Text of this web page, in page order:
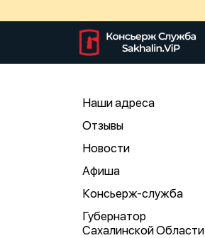
Наши адреса
Отзывы
Новости
Афиша
Консьерж-служба
Губернатор
Сахалинской Области